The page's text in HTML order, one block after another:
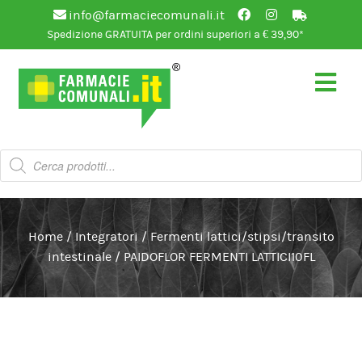
info@farmaciecomunali.it
Spedizione GRATUITA per ordini superiori a € 39,90*
Vai
alla
navigazione
Vai
al
contenuto
Products
search
Home /Integratori /Fermenti lattici/stipsi/transito
intestinale / PAIDOFLOR FERMENTI LATTICI10FL